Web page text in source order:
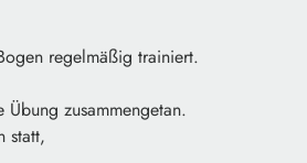
regelmäßig trainiert.
zusammengetan.
statt,